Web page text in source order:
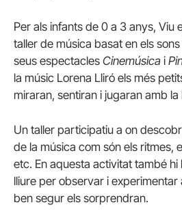
Per als infants de 0 a 3 anys, Viu
taller de música basat en els
seus espectacles Cinemúsica i
la músic Lorena Lliró els més
miraran, sentiran i jugaran amb
Un taller participatiu a on
de la música com són els ritmes,
etc. En aquesta activitat també hi
lliure per observar i
ben segur els sorprendran.